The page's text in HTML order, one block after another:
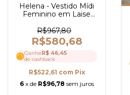
Helena - Vestido Mídi
Feminino em Laise
Detalhe Vazado no
Colo - Ref 4158
R$967,80
R$580,68
Ganhe R$ 46,45
de cashback
R$522,61 com Pix
6 x de R$96,78 sem juros